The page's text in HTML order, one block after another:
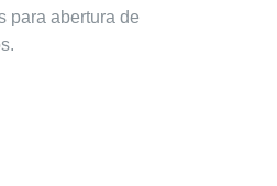
para abertura de